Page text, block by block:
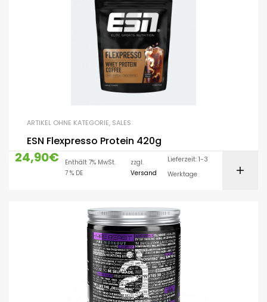
ARTIKEL OHNE KATEGORIE, SALES
ESN Flexpresso Protein 420g
24,90€
Enthält 7% MwSt.
7 % DE
zzgl.
Versand
Lieferzeit: 1-3
Werktage